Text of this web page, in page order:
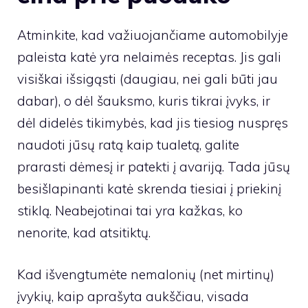
Atminkite, kad važiuojančiame automobilyje
paleista katė yra nelaimės receptas. Jis gali
visiškai išsigąsti (daugiau, nei gali būti jau
dabar), o dėl šauksmo, kuris tikrai įvyks, ir
dėl didelės tikimybės, kad jis tiesiog nuspręs
naudoti jūsų ratą kaip tualetą, galite
prarasti dėmesį ir patekti į avariją. Tada jūsų
besišlapinanti katė skrenda tiesiai į priekinį
stiklą. Neabejotinai tai yra kažkas, ko
nenorite, kad atsitiktų.
Kad išvengtumėte nemalonių (net mirtinų)
įvykių, kaip aprašyta aukščiau, visada